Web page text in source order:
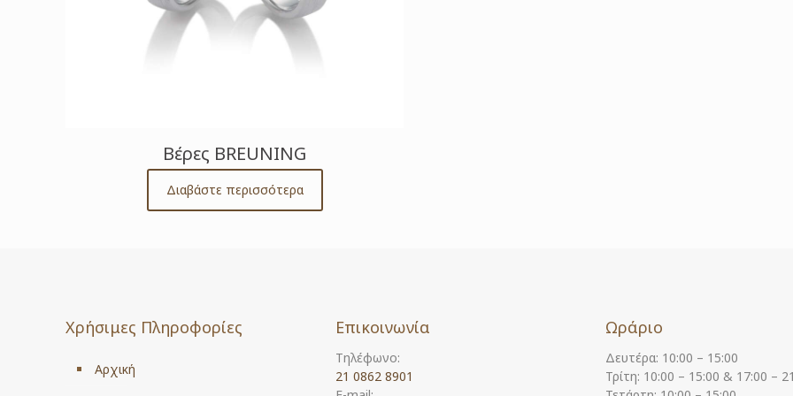
Βέρες BREUNING
Διαβάστε περισσότερα
Χρήσιμες Πληροφορίες
Αρχική
Επικοινωνία
Τηλέφωνο:
21 0862 8901
Ωράριο
Δευτέρα: 10:00 – 15:00
Τρίτη: 10:00 – 15:00 & 17:00 –